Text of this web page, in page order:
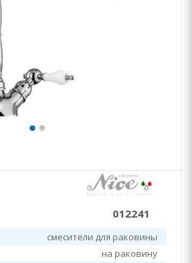
012241
смесители для раковины
на раковину